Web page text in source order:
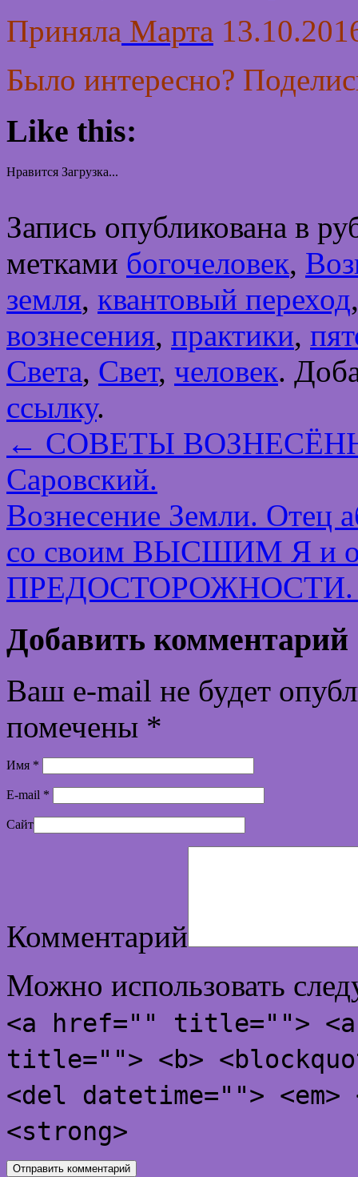
Приняла Марта
Было интересно?
Like this:
Нравится Загрузка...
Запись опубликована в
метками богочеловек,
земля, квантовый переход
вознесения, практики,
Света, Свет, человек.
ссылку.
← СОВЕТЫ
Саровский.
Вознесение Земли. Отец
со своим ВЫСШИМ Я и о
ПРЕДОСТОРОЖНОСТИ.
Добавить комментарий
Ваш e-mail не будет
помечены *
Имя *
E-mail *
Сайт
Комментарий
Можно использовать
<a href="" title="">
title=""> <b>
<del datetime="">
<strong>